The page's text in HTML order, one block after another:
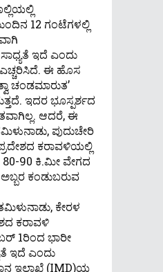
12 ಗಂಟೆಗಳಲ್ಲಿ
ಇದೆ ಎಂದು
ಈ ಹೊಸ
ಚಂಡಮಾರುತ’
ಇದರ ಭೂಸ್ಪರ್ಶದ
ಆದರೆ, ಈ
ಪುದುಚೇರಿ
ಕರಾವಳಿಯಲ್ಲಿ
90 ಕಿ.ಮೀ ವೇಗದ
ಕಂಡುಬರುವ
ಕೇರಳ
ಕರಾವಳಿ
1ರಿಂದ ಭಾರೀ
ಇದೆ ಎಂದು
ಇಲಾಖೆ (IMD)ಯ